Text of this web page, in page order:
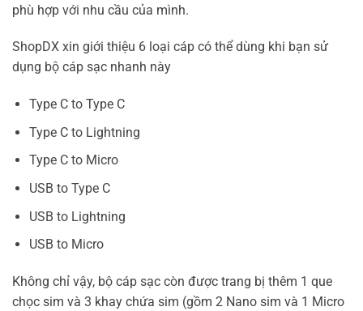
phù hợp với nhu cầu của mình.
ShopDX xin giới thiệu 6 loại cáp có thể dùng khi bạn sử
dụng bộ cáp sạc nhanh này
Type C to Type C
Type C to Lightning
Type C to Micro
USB to Type C
USB to Lightning
USB to Micro
Không chỉ vậy, bộ cáp sạc còn được trang bị thêm 1 que
chọc sim và 3 khay chứa sim (gồm 2 Nano sim và 1 Micro